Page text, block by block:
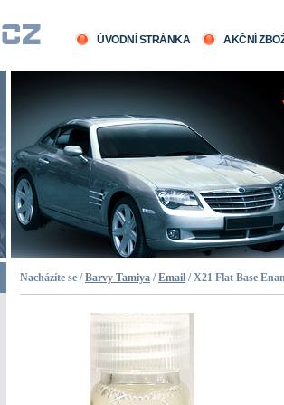
ÚVODNÍ STRÁNKA AKČNÍ
Nacházíte se /Barvy Tamiya /Email / X21 Flat Base